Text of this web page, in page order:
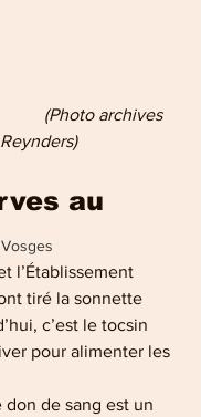
au
l’Établissement
tiré la sonnette
c’est le tocsin
pour alimenter les
de sang est un